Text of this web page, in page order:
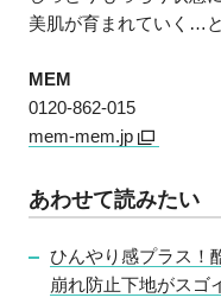
美肌が育まれていく…
MEM
0120‐862‐015
mem-mem.jp
あわせて読みたい
ひんやり感プラス！
崩れ防止下地がスゴ